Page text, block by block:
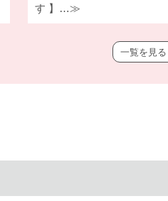
す 】…≫
一覧を見る